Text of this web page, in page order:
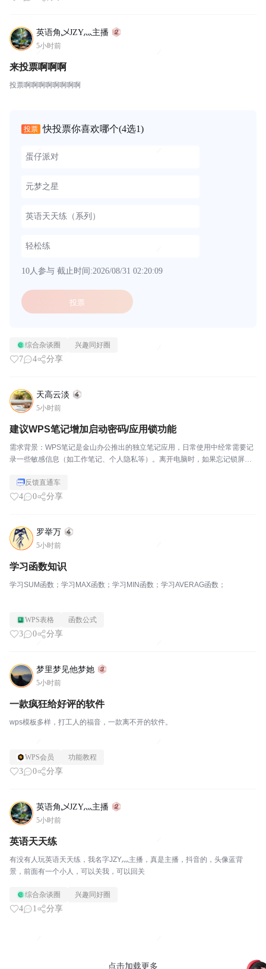
英语角乄JZY灬主播
5小时前
来投票啊啊啊
投票啊啊啊啊啊啊啊啊
投票 快投票你喜欢哪个(4选1)
蛋仔派对
元梦之星
英语天天练（系列）
轻松练
10人参与 截止时间:2026/08/31 02:20:09
投票
综合杂谈圈 兴趣同好圈
7 4 分享
天高云淡
5小时前
建议WPS笔记增加启动密码/应用锁功能
需求背景：WPS笔记是金山办公推出的独立笔记应用，日常使用中经常需要记
录一些敏感信息（如工作笔记、个人隐私等）。离开电脑时，如果忘记锁屏，
样，增加"启动密码"或"应用锁"功能，每次打开W...
反馈直通车
4 0 分享
罗举万
5小时前
学习函数知识
学习SUM函数；学习MAX函数；学习MIN函数；学习AVERAG函数；
WPS表格 函数公式
3 0 分享
梦里梦见他梦她
5小时前
一款疯狂给好评的软件
wps模板多样，打工人的福音，一款离不开的软件。
WPS会员 功能教程
3 0 分享
英语角乄JZY灬主播
5小时前
英语天天练
有没有人玩英语天天练，我名字JZY灬主播，真是主播，抖音的，头像蓝背
景，前面有一个小人，可以关我，可以回关
综合杂谈圈 兴趣同好圈
4 1 分享
点击加载更多